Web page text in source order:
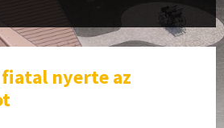
nyerte az